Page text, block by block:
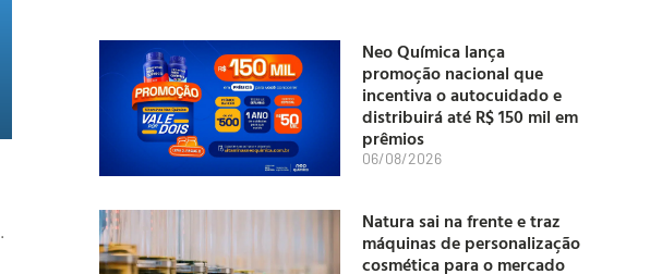
Neo Química lança
promoção nacional que
incentiva o autocuidado e
distribuirá até R$ 150 mil em
prêmios
06/08/2026
Natura sai na frente e traz
máquinas de personalização
cosmética para o mercado